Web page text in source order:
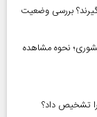
بررسی وضعیت
کشوری؛ نحوه مشاهده
تشخیص داد؟